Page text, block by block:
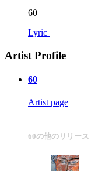
60
Lyric
Artist Profile
60
Artist page
60の他のリリース